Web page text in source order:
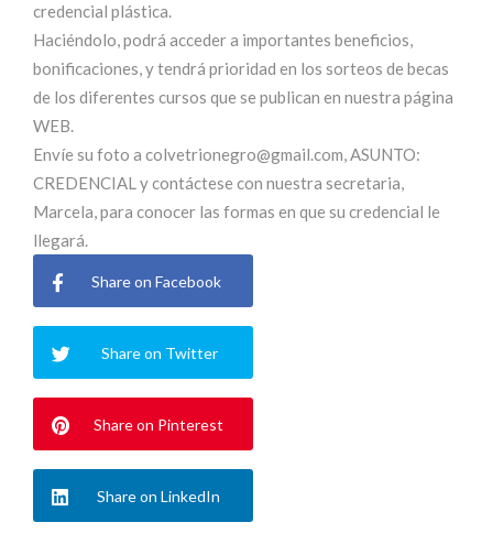
credencial plástica.
Haciéndolo, podrá acceder a importantes beneficios,
bonificaciones, y tendrá prioridad en los sorteos de becas
de los diferentes cursos que se publican en nuestra página
WEB.
Envíe su foto a colvetrionegro@gmail.com, ASUNTO:
CREDENCIAL y contáctese con nuestra secretaria,
Marcela, para conocer las formas en que su credencial le
llegará.
Share on Facebook
Share on Twitter
Share on Pinterest
Share on LinkedIn